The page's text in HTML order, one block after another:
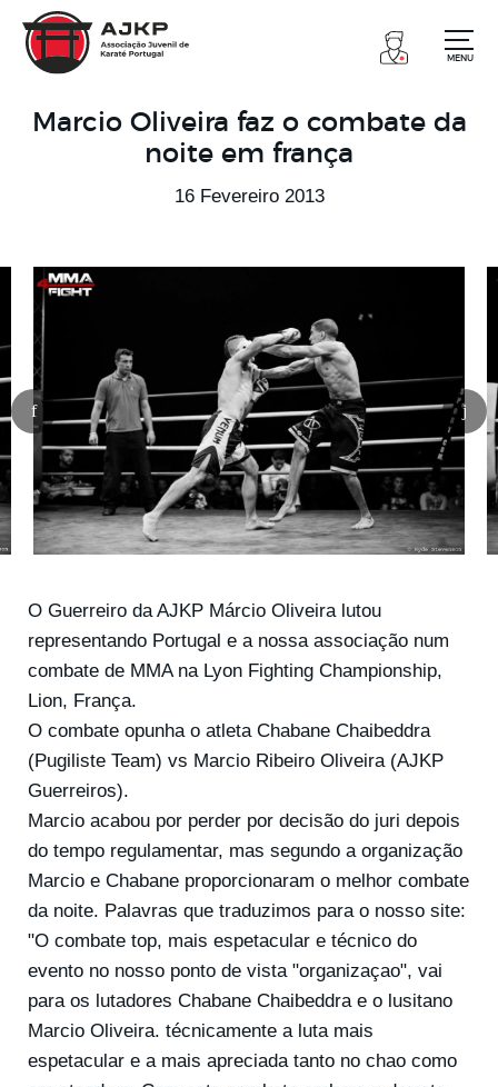
MENU
Marcio Oliveira faz o combate da
noite em frança
16 Fevereiro 2013
O Guerreiro da AJKP Márcio Oliveira lutou
representando Portugal e a nossa associação num
combate de MMA na Lyon Fighting Championship,
Lion, França.
O combate opunha o atleta Chabane Chaibeddra
(Pugiliste Team) vs Marcio Ribeiro Oliveira (AJKP
Guerreiros).
Marcio acabou por perder por decisão do juri depois
do tempo regulamentar, mas segundo a organização
Marcio e Chabane proporcionaram o melhor combate
da noite. Palavras que traduzimos para o nosso site:
"O combate top, mais espetacular e técnico do
evento no nosso ponto de vista "organizaçao", vai
para os lutadores Chabane Chaibeddra e o lusitano
Marcio Oliveira. técnicamente a luta mais
espetacular e a mais apreciada tanto no chao como